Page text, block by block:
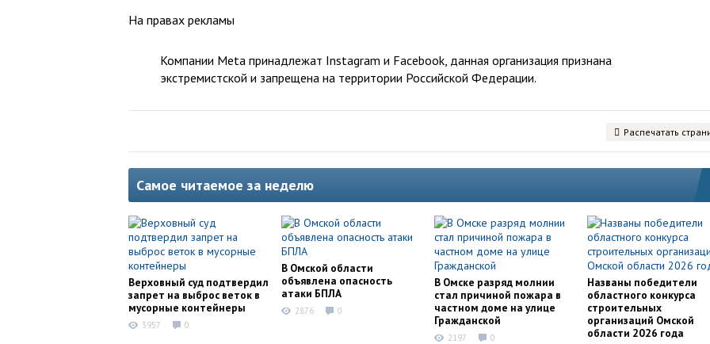
На правах рекламы
Компании Meta принадлежат Instagram и Facebook, данная организация признана
экстремистской и запрещена на территории Российской Федерации.
Распечатать
Самое читаемое за неделю
Верховный суд подтвердил
запрет на выброс веток в
мусорные контейнеры
3957 0
В Омской области
объявлена опасность
атаки БПЛА
2876 0
В Омске разряд молнии
стал причиной пожара в
частном доме на улице
Гражданской
2197 0
Названы победители
областного конкурса
строительных
организаций Омской
области 2026 года